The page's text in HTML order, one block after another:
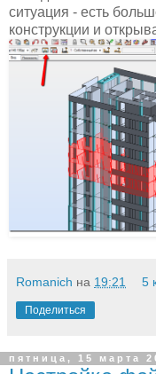
ситуация - есть
конструкции и
Romanich на 19:21 5
Поделиться
пятница, 15 марта